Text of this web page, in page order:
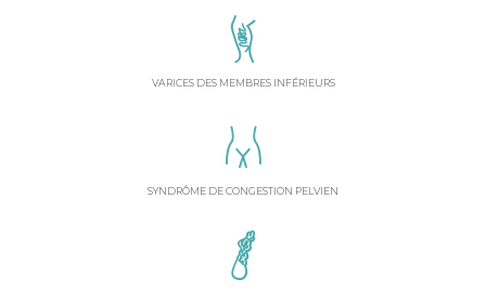
VARICES DES MEMBRES INFÉRIEURS
SYNDRÔME DE CONGESTION PELVIEN